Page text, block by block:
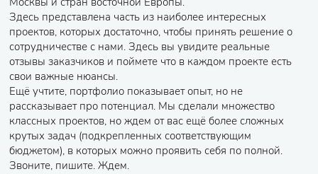
Здесь представлена часть из наиболее интересных
проектов, которых достаточно, чтобы принять решение о
сотрудничестве с нами. Здесь вы увидите реальные
отзывы заказчиков и поймете что в каждом проекте есть
свои важные нюансы.
Ещё учтите, портфолио показывает опыт, но не
рассказывает про потенциал. Мы сделали множество
классных проектов, но ждем от вас ещё более сложных
крутых задач (подкрепленных соответствующим
бюджетом), в которых можно проявить себя по полной.
Звоните, пишите. Ждем.